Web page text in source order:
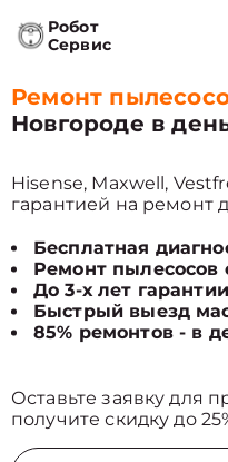
Робот
Сервис
Ремонт
Новгороде в
Hisense, Maxwell,
гарантией на ремонт
Бесплатная
Ремонт пылесосов
До 3-х лет
Быстрый выезд
85% ремонтов - в
Оставьте заявку для
получите скидку до